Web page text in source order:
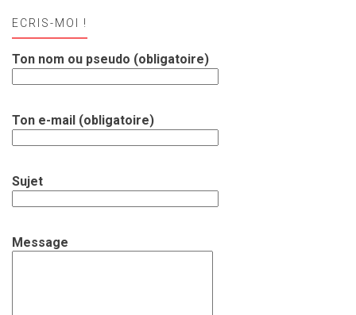
ECRIS-MOI !
Ton nom ou pseudo (obligatoire)
Ton e-mail (obligatoire)
Sujet
Message